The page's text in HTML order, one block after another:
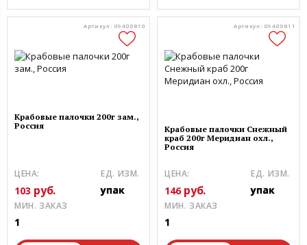
Артикул: 09400810
Крабовые палочки 200г зам.,
Россия
ЦЕНА:
103 руб. упак
ЕД. ИЗМ.
1
МИН. ЗАКАЗ
Артикул: 09400811
Крабовые палочки Снежный
краб 200г Меридиан охл.,
Россия
ЦЕНА:
146 руб. упак
ЕД. ИЗМ.
1
МИН. ЗАКАЗ